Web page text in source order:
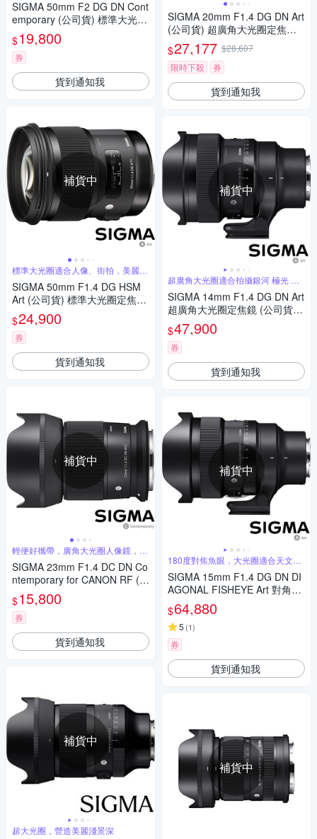
SIGMA 50mm F2 DG DN Cont
emporary (公司貨) 標準大光圈
定焦鏡 人像鏡 i 系列 全片幅微
單眼鏡頭
$19,800
券
貨到通知我
補貨中
標準大光圈適合人像、街拍，美麗淺
景深
SIGMA 50mm F1.4 DG HSM
Art (公司貨) 標準大光圈定焦鏡
人像鏡
$24,900
券
貨到通知我
補貨中
輕便好攜帶，廣角大光圈人像鏡，美
麗淺景深
SIGMA 23mm F1.4 DC DN Co
ntemporary for CANON RF (公
司貨) 廣角大光圈定焦鏡 人像
鏡 APS-C 無反微單眼專用鏡頭
$15,800
券
貨到通知我
補貨中
超大光圈，營造美麗淺景深
SIGMA 20mm F1.4 DG DN Art
(公司貨) 超廣角大光圈定焦鏡
全片幅微單眼鏡頭 星空 天文鏡
$27,177 $28,607
限時下殺
券
貨到通知我
補貨中
超廣角大光圈適合拍攝銀河 極光 螢
火蟲
SIGMA 14mm F1.4 DG DN Art
超廣角大光圈定焦鏡 (公司貨)
全片幅無反微單眼鏡頭 適合拍
攝星空、銀河、螢火蟲
$47,900
券
貨到通知我
補貨中
180度對焦魚眼，大光圈適合天文攝
SIGMA 15mm F1.4 DG DN DI
AGONAL FISHEYE Art 對角魚
眼鏡頭 (公司貨) 全片幅無反微
單眼鏡頭 適合拍攝星空、銀
河、螢火蟲
$64,880
5 (1)
券
貨到通知我
補貨中